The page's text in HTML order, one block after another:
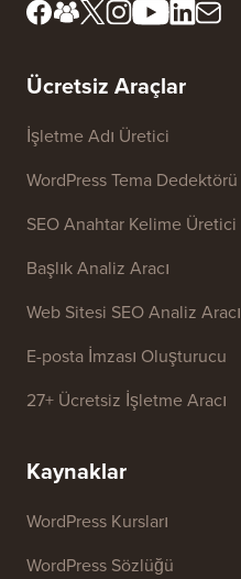
Ücretsiz Araçlar
İşletme Adı Üretici
WordPress Tema Dedektörü
SEO Anahtar Kelime Üretici
Başlık Analiz Aracı
Web Sitesi SEO Analiz Aracı
E-posta İmzası Oluşturucu
27+ Ücretsiz İşletme Aracı
Kaynaklar
WordPress Kursları
WordPress Sözlüğü